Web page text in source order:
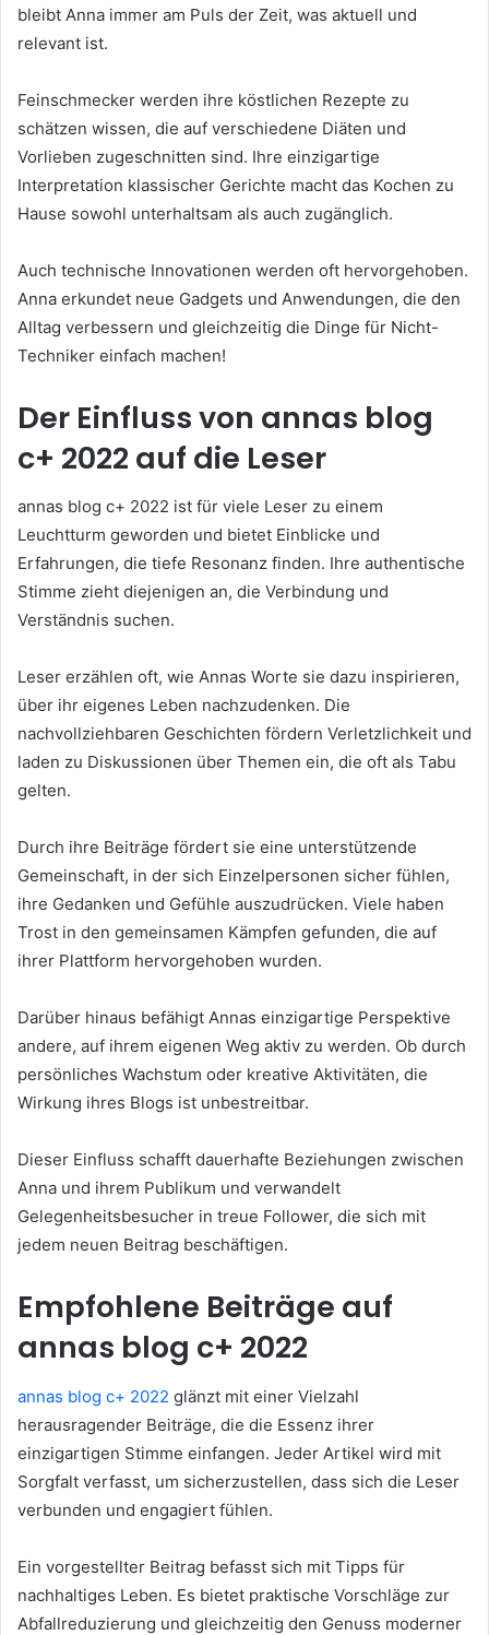
bleibt Anna immer am Puls der Zeit, was aktuell und
relevant ist.
Feinschmecker werden ihre köstlichen Rezepte zu
schätzen wissen, die auf verschiedene Diäten und
Vorlieben zugeschnitten sind. Ihre einzigartige
Interpretation klassischer Gerichte macht das Kochen zu
Hause sowohl unterhaltsam als auch zugänglich.
Auch technische Innovationen werden oft hervorgehoben.
Anna erkundet neue Gadgets und Anwendungen, die den
Alltag verbessern und gleichzeitig die Dinge für Nicht-
Techniker einfach machen!
Der Einfluss von annas blog
c+ 2022 auf die Leser
annas blog c+ 2022 ist für viele Leser zu einem
Leuchtturm geworden und bietet Einblicke und
Erfahrungen, die tiefe Resonanz finden. Ihre authentische
Stimme zieht diejenigen an, die Verbindung und
Verständnis suchen.
Leser erzählen oft, wie Annas Worte sie dazu inspirieren,
über ihr eigenes Leben nachzudenken. Die
nachvollziehbaren Geschichten fördern Verletzlichkeit und
laden zu Diskussionen über Themen ein, die oft als Tabu
gelten.
Durch ihre Beiträge fördert sie eine unterstützende
Gemeinschaft, in der sich Einzelpersonen sicher fühlen,
ihre Gedanken und Gefühle auszudrücken. Viele haben
Trost in den gemeinsamen Kämpfen gefunden, die auf
ihrer Plattform hervorgehoben wurden.
Darüber hinaus befähigt Annas einzigartige Perspektive
andere, auf ihrem eigenen Weg aktiv zu werden. Ob durch
persönliches Wachstum oder kreative Aktivitäten, die
Wirkung ihres Blogs ist unbestreitbar.
Dieser Einfluss schafft dauerhafte Beziehungen zwischen
Anna und ihrem Publikum und verwandelt
Gelegenheitsbesucher in treue Follower, die sich mit
jedem neuen Beitrag beschäftigen.
Empfohlene Beiträge auf
annas blog c+ 2022
annas blog c+ 2022 glänzt mit einer Vielzahl
herausragender Beiträge, die die Essenz ihrer
einzigartigen Stimme einfangen. Jeder Artikel wird mit
Sorgfalt verfasst, um sicherzustellen, dass sich die Leser
verbunden und engagiert fühlen.
Ein vorgestellter Beitrag befasst sich mit Tipps für
nachhaltiges Leben. Es bietet praktische Vorschläge zur
Abfallreduzierung und gleichzeitig den Genuss moderner